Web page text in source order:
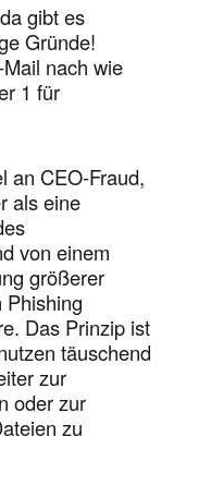
gibt es
Gründe!
nach wie
1 für
an CEO-Fraud,
als eine
von einem
größerer
Phishing
Das Prinzip ist
täuschend
zur
oder zur
zu